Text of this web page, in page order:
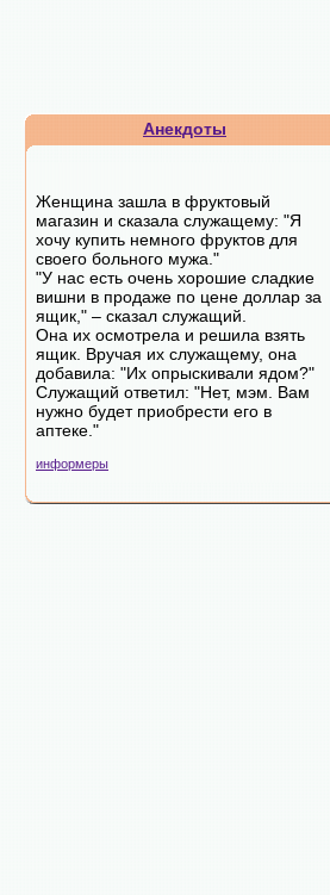
Анекдоты
Женщина зашла в фруктовый
магазин и сказала служащему: "Я
хочу купить немного фруктов для
своего больного мужа."
"У нас есть очень хорошие сладкие
вишни в продаже по цене доллар за
ящик," – сказал служащий.
Она их осмотрела и решила взять
ящик. Вручая их служащему, она
добавила: "Их опрыскивали ядом?"
Служащий ответил: "Нет, мэм. Вам
нужно будет приобрести его в
аптеке."
информеры